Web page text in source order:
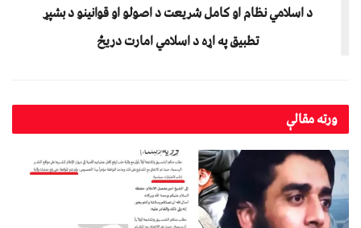
د اسلامي نظام او کامل شریعت د اصولو او قوانینو د بشپړ
تطبیق په اړه د اسلامي امارت دريځ
ورتهمقالې